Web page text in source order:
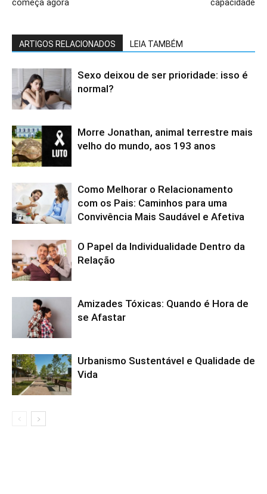
começa agora capacidade
ARTIGOS RELACIONADOS LEIA TAMBÉM
Sexo deixou de ser prioridade: isso é
normal?
Morre Jonathan, animal terrestre mais
velho do mundo, aos 193 anos
Como Melhorar o Relacionamento
com os Pais: Caminhos para uma
Convivência Mais Saudável e Afetiva
O Papel da Individualidade Dentro da
Relação
Amizades Tóxicas: Quando é Hora de
se Afastar
Urbanismo Sustentável e Qualidade de
Vida